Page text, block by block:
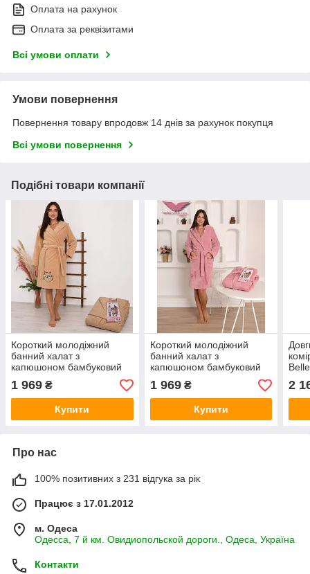
Оплата на рахунок
Оплата за реквізитами
Всі умови оплати
Умови повернення
Повернення товару впродовж 14 днів за рахунок покупця
Всі умови повернення
Подібні товари компанії
Короткий молодіжний
банний халат з
капюшоном бамбуковий
Bellezza by Ebru
Туреччина BL-A-63
1 969 ₴
Купити
Короткий молодіжний
банний халат з
капюшоном бамбуковий
Bellezza by Ebru
Туреччина BL-A-1
1 969₴
Купити
2
Про нас
100% позитивних з 231 відгука за рік
Працює з 17.01.2012
м. Одеса
Одесса, 7 й км. Овидиопольской дороги., Одеса, Україна
Контакти